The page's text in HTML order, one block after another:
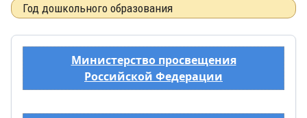
Год дошкольного образования
Министерство просвещения
Российской Федерации